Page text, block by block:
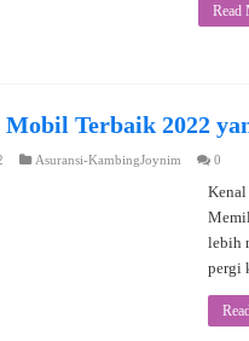
Read
Mobil Terbaik 2022
Asuransi-KambingJoynim 0
lebih
pergi